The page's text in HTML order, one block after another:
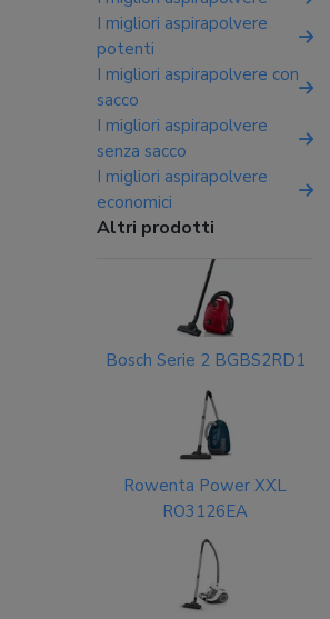
I migliori aspirapolvere
potenti
I migliori aspirapolvere con
sacco
I migliori aspirapolvere
senza sacco
I migliori aspirapolvere
economici
Altri prodotti
Bosch Serie 2 BGBS2RD1
Rowenta Power XXL
RO3126EA